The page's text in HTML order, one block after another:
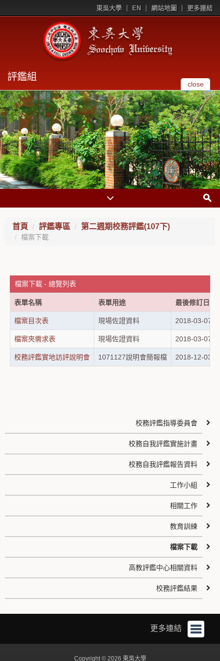
東吳大學 EN 網站地圖 更多連結
評鑑組
close
首頁 評鑑專區 第二週期校務評鑑(107下)
檔案下載
檔案下載 - 總覽列表
表單名稱 表單用途 最後修訂日期
檔案目次表 現場佐證資料 2018-03-07
檔案夾需求表 現場佐證資料 2018-03-07
校務評鑑實地訪評說明會 1071127說明會簡報檔 2018-12-03
校務評鑑指導委員會
校務自我評鑑實施計畫
校務自我評鑑報告資料
工作小組
相關工作
教育訓練
檔案下載
高教評鑑中心相關資料
校務評鑑結果
更多連結
Copyright © 2026 東吳大學